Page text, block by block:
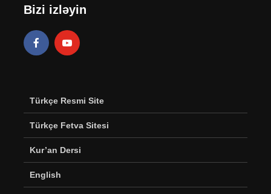
Bizi izləyin
Türkçe Resmi Site
Türkçe Fetva Sitesi
Kur’an Dersi
English